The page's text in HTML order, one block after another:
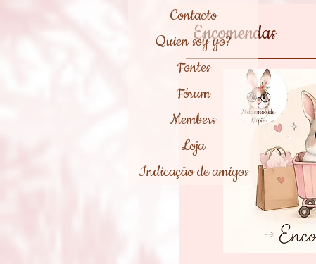
Encomendas
Contacto
Quien soy yo?
Fontes
Fórum
Members
Loja
Indicação de amigos